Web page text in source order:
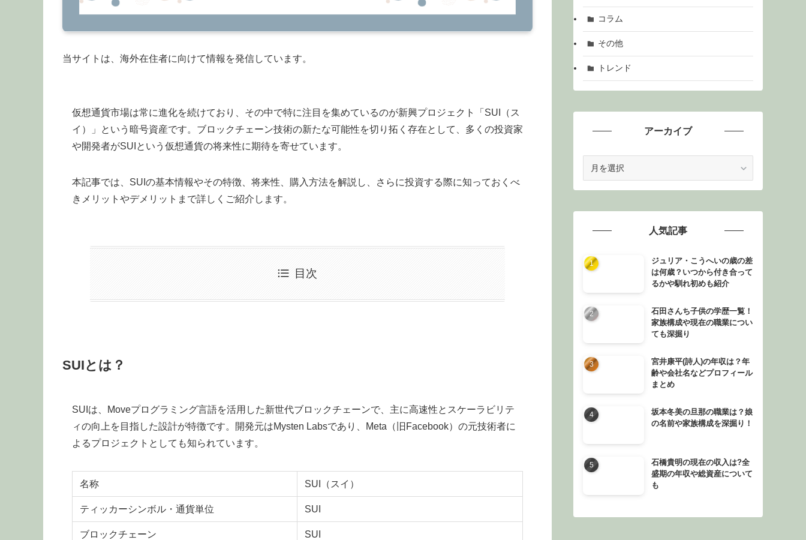
当サイトは、海外在住者に向けて情報を発信しています。
仮想通貨市場は常に進化を続けており、その中で特に注目を集めているのが新興プロジェクト「SUI（ス
イ）」という暗号資産です。ブロックチェーン技術の新たな可能性を切り拓く存在として、多くの投資家
や開発者がSUIという仮想通貨の将来性に期待を寄せています。
本記事では、SUIの基本情報やその特徴、将来性、購入方法を解説し、さらに投資する際に知っておくべ
きメリットやデメリットまで詳しくご紹介します。
目次
SUIとは？
SUIは、Moveプログラミング言語を活用した新世代ブロックチェーンで、主に高速性とスケーラビリテ
ィの向上を目指した設計が特徴です。開発元はMysten Labsであり、Meta（旧Facebook）の元技術者に
よるプロジェクトとしても知られています。
名称 SUI（スイ）
ティッカーシンボル・通貨単位 SUI
ブロックチェーン SUI
コラム
その他
トレンド
アーカイブ
ブ
人気記事
ジュリア・こうへいの歳の差
は何歳？いつから付き合って
るかや馴れ初めも紹介
石田さんち子供の学歴一覧！
家族構成や現在の職業につい
ても深掘り
宮井康平(詩人)の年収は？年
齢や会社名などプロフィール
まとめ
坂本冬美の旦那の職業は？娘
の名前や家族構成を深掘り！
石橋貴明の現在の収入は?全
盛期の年収や総資産について
も